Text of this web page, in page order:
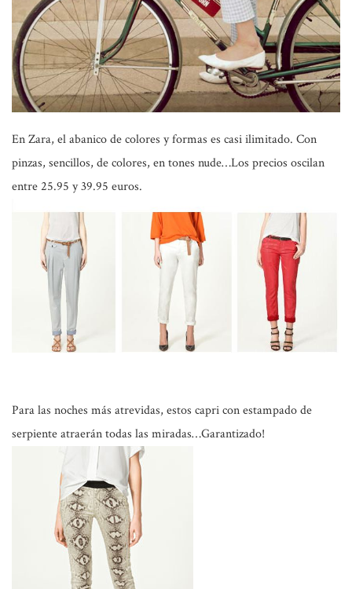
EnZara, el abanico de colores y formas es casi ilimitado. Con
pinzas, sencillos, de colores, en tones nude…Los precios oscilan
entre 25.95 y 39.95 euros.
Para las noches más atrevidas, estos capri con estampado de
serpiente atraerán todas las miradas…Garantizado!